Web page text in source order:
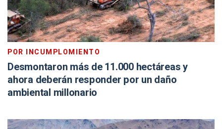
POR INCUMPLOMIENTO
Desmontaron más de 11.000 hectáreas y
ahora deberán responder por un daño
ambiental millonario